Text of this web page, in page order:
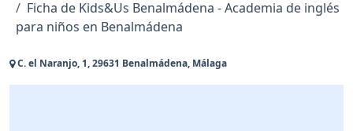
Ficha de Kids&Us Benalmádena - Academia de inglés
para niños en Benalmádena
C. el Naranjo, 1, 29631 Benalmádena, Málaga